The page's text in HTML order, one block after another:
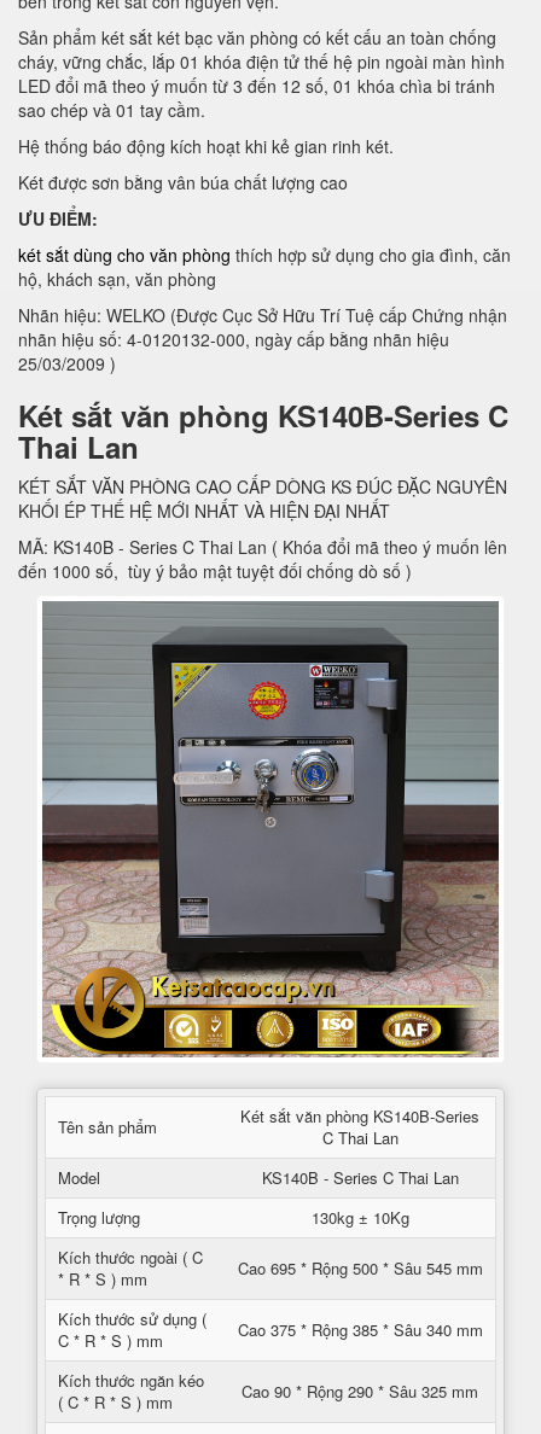
Sản phẩm két sắt két bạc văn phòng có kết cấu an toàn chống
cháy, vững chắc, lắp 01 khóa điện tử thế hệ pin ngoài màn hình
LED đổi mã theo ý muốn từ 3 đến 12 số, 01 khóa chìa bi tránh
sao chép và 01 tay cầm.
Hệ thống báo động kích hoạt khi kẻ gian rinh két.
Két được sơn bằng vân búa chất lượng cao
ƯU ĐIỂM:
két sắt dùng cho văn phòng thích hợp sử dụng cho gia đình, căn
hộ, khách sạn, văn phòng
Nhãn hiệu: WELKO (Được Cục Sở Hữu Trí Tuệ cấp Chứng nhận
nhãn hiệu số: 4-0120132-000, ngày cấp bằng nhãn hiệu
25/03/2009 )
Két sắt văn phòng KS140B-Series C
Thai Lan
KÉT SẮT VĂN PHÒNG CAO CẤP DÒNG KS ĐÚC ĐẶC NGUYÊN
KHỐI ÉP THẾ HỆ MỚI NHẤT VÀ HIỆN ĐẠI NHẤT
MÃ: KS140B - Series C Thai Lan ( Khóa đổi mã theo ý muốn lên
đến 1000 số, tùy ý bảo mật tuyệt đối chống dò số )
Tên sản phẩm
Két sắt văn phòng KS140B-Series
C Thai Lan
Model
KS140B - Series C Thai Lan
Trọng lượng
130kg ± 10Kg
Kích thước ngoài ( C
* R * S ) mm
Cao 695 * Rộng 500 * Sâu 545 mm
Kích thước sử dụng (
C * R * S ) mm
Cao 375 * Rộng 385 * Sâu 340 mm
Kích thước ngăn kéo
( C * R * S ) mm
Cao 90 * Rộng 290 * Sâu 325 mm